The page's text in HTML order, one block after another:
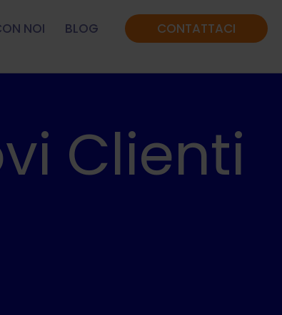
NOI BLOG CONTATTACI
Clienti